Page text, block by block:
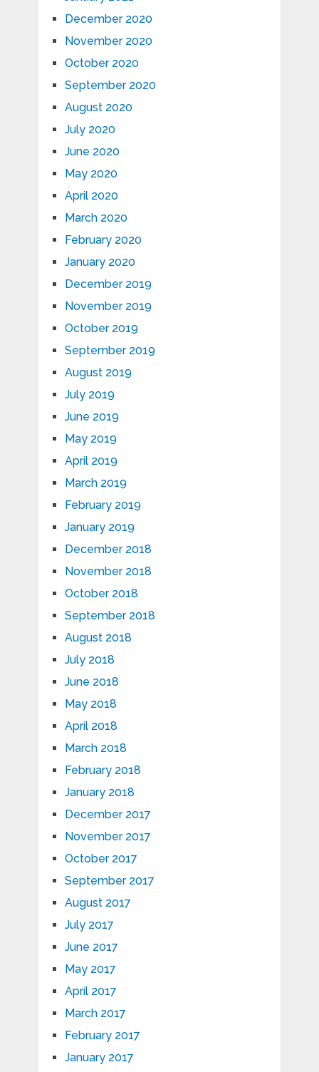
December 2020
November 2020
October 2020
September 2020
August 2020
July 2020
June 2020
May 2020
April 2020
March 2020
February 2020
January 2020
December 2019
November 2019
October 2019
September 2019
August 2019
July 2019
June 2019
May 2019
April 2019
March 2019
February 2019
January 2019
December 2018
November 2018
October 2018
September 2018
August 2018
July 2018
June 2018
May 2018
April 2018
March 2018
February 2018
January 2018
December 2017
November 2017
October 2017
September 2017
August 2017
July 2017
June 2017
May 2017
April 2017
March 2017
February 2017
January 2017